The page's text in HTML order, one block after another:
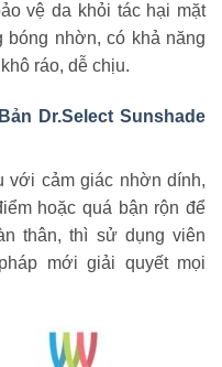
vệ da khỏi tác hại mặt
bóng nhờn, có khả năng
ráo, dễ chịu.
Dr.Select Sunshade
với cảm giác nhờn dính,
hoặc quá bận rộn để
thân, thì sử dụng viên
mới giải quyết mọi